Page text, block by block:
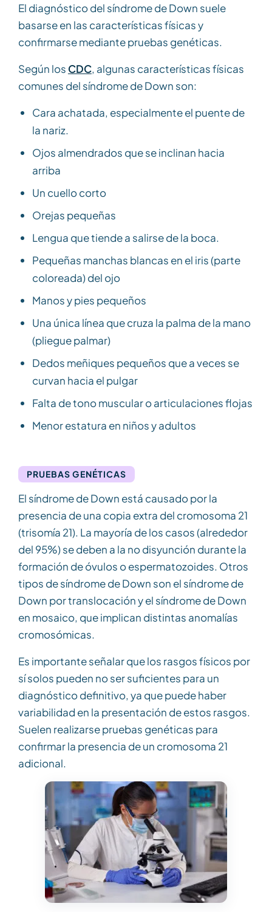
El diagnóstico del síndrome de Down suele
basarse en las características físicas y
confirmarse mediante pruebas genéticas.
Según los CDC, algunas características físicas
comunes del síndrome de Down son:
Cara achatada, especialmente el puente de
la nariz.
Ojos almendrados que se inclinan hacia
arriba
Un cuello corto
Orejas pequeñas
Lengua que tiende a salirse de la boca.
Pequeñas manchas blancas en el iris (parte
coloreada) del ojo
Manos y pies pequeños
Una única línea que cruza la palma de la mano
(pliegue palmar)
Dedos meñiques pequeños que a veces se
curvan hacia el pulgar
Falta de tono muscular o articulaciones flojas
Menor estatura en niños y adultos
PRUEBAS GENÉTICAS
El síndrome de Down está causado por la
presencia de una copia extra del cromosoma 21
(trisomía 21). La mayoría de los casos (alrededor
del 95%) se deben a la no disyunción durante la
formación de óvulos o espermatozoides. Otros
tipos de síndrome de Down son el síndrome de
Down por translocación y el síndrome de Down
en mosaico, que implican distintas anomalías
cromosómicas.
Es importante señalar que los rasgos físicos por
sí solos pueden no ser suficientes para un
diagnóstico definitivo, ya que puede haber
variabilidad en la presentación de estos rasgos.
Suelen realizarse pruebas genéticas para
confirmar la presencia de un cromosoma 21
adicional.